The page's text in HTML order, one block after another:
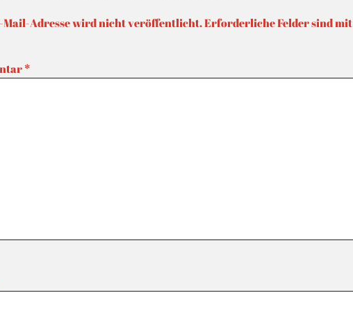
Mail-Adresse wird nicht veröffentlicht.Erforderliche Felder sind mit
*